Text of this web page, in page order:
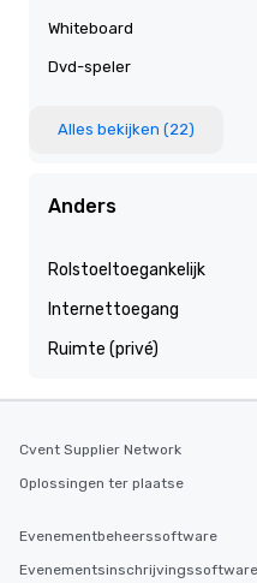
Whiteboard
Dvd-speler
Alles bekijken (22)
Anders
Rolstoeltoegankelijk
Internettoegang
Ruimte (privé)
Cvent Supplier Network
Oplossingen ter plaatse
Evenementbeheerssoftware
Evenementsinschrijvingssoftware